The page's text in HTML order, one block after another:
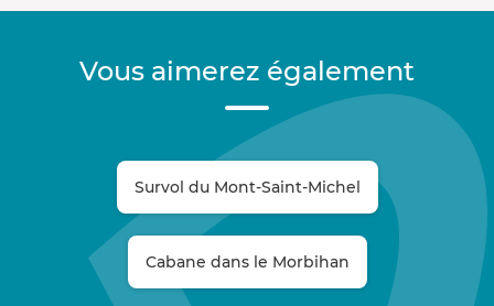
Vous aimerez également
Survol du Mont-Saint-Michel
Cabane dans le Morbihan